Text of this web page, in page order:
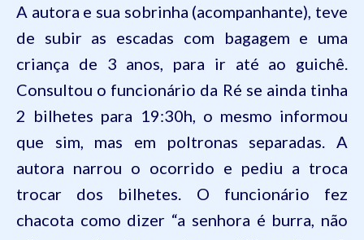
A autora e sua sobrinha (acompanhante), teve
de subir as escadas com bagagem e uma
criança de 3 anos, para ir até ao guichê.
Consultou o funcionário da Ré se ainda tinha
2 bilhetes para 19:30h, o mesmo informou
que sim, mas em poltronas separadas. A
autora narrou o ocorrido e pediu a troca
trocar dos bilhetes. O funcionário fez
chacota como dizer “a senhora é burra, não